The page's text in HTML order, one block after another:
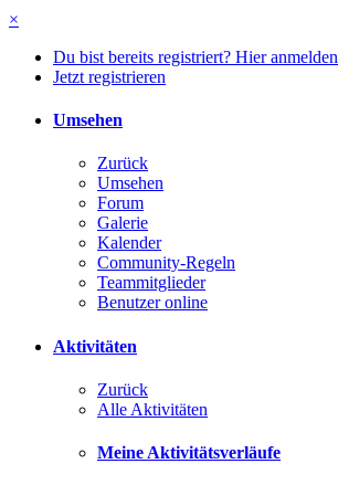
×
Du bist bereits registriert? Hier anmelden
Jetzt registrieren
Umsehen
Zurück
Umsehen
Forum
Galerie
Kalender
Community-Regeln
Teammitglieder
Benutzer online
Aktivitäten
Zurück
Alle Aktivitäten
Meine Aktivitätsverläufe